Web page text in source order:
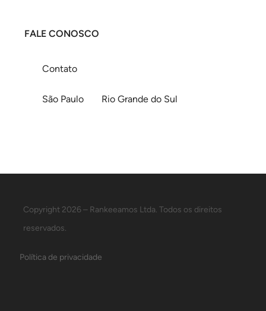
FALE CONOSCO
Contato
São Paulo Rio Grande do Sul
Copyright 2026 – Rankeeamos Ltda. Todos os direitos
reservados.
Política de privacidade